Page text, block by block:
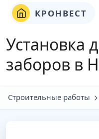
КРОНВЕСТ
Установка
заборов в
Строительные работы